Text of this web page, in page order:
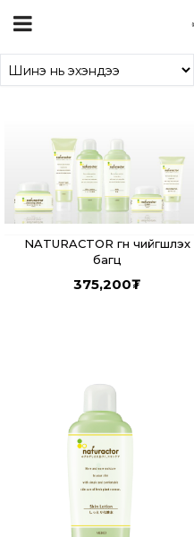
NATURACTOR гүн чийгшүүлэх
багц
375,200₮